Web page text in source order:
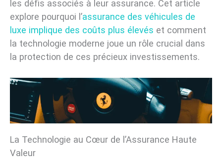
les défis associés à leur assurance. Cet article
explore pourquoi l’assurance des véhicules de
luxe implique des coûts plus élevés et comment
la technologie moderne joue un rôle crucial dans
la protection de ces précieux investissements.
La Technologie au Cœur de l’Assurance Haute
Valeur